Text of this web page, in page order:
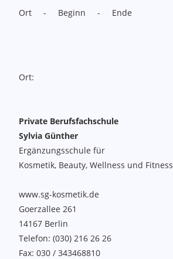
Ort - Beginn - Ende
Ort:
Private Berufsfachschule
Sylvia Günther
Ergänzungsschule für
Kosmetik, Beauty, Wellness und Fitness
www.sg-kosmetik.de
Goerzallee 261
14167 Berlin
Telefon:(030) 216 26 26
Fax:030 / 343468810